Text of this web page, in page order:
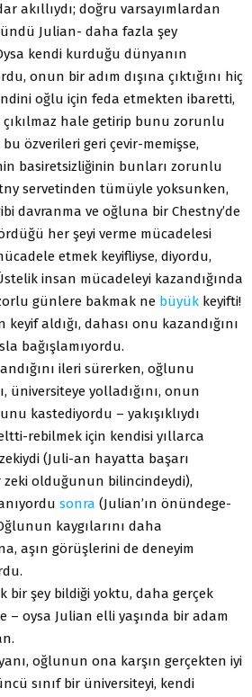
akıllıydı; doğru varsayımlardan
Julian- daha fazla şey
kendi kurduğu dünyanın
onun bir adım dışına çıktığını hiç
oğlu için feda etmekten ibaretti,
hale getirip bunu zorunlu
özverileri geri çevir-memişse,
basiretsizliğinin bunları zorunlu
servetinden tümüyle yoksunken,
davranma ve oğluna bir Chestny’de
her şeyi verme mücadelesi
etmek keyifliyse, diyordu,
insan mücadeleyi kazandığında
günlere bakmak ne büyük keyifti!
aldığı, dahası onu kazandığını
bağışlamıyordu.
ileri sürerken, oğlunu
üniversiteye yolladığını, onun
kastediyordu – yakışıklıydı
rebilmek için kendisi yıllarca
(Juli-an hayatta başarı
olduğunun bilincindeydi),
sonra (Julian’ın önündege-
kaygılarını daha
aşın görüşlerini de deneyim
bir şey bildiği yoktu, daha gerçek
– oysa Julian elli yaşında bir adam
oğlunun ona karşın gerçekten iyi
sınıf bir üniversiteyi, kendi